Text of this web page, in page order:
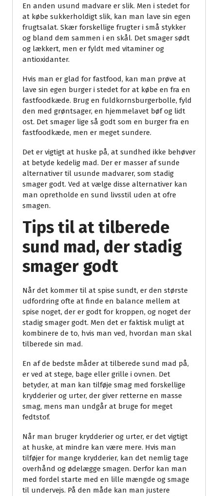
En anden usund madvare er slik. Men i stedet for
at købe sukkerholdigt slik, kan man lave sin egen
frugtsalat. Skær forskellige frugter i små stykker
og bland dem sammen i en skål. Det smager sødt
og lækkert, men er fyldt med vitaminer og
antioxidanter.
Hvis man er glad for fastfood, kan man prøve at
lave sin egen burger i stedet for at købe en fra en
fastfoodkæde. Brug en fuldkornsburgerbolle, fyld
den med grøntsager, en hjemmelavet bøf og lidt
ost. Det smager lige så godt som en burger fra en
fastfoodkæde, men er meget sundere.
Det er vigtigt at huske på, at sundhed ikke behøver
at betyde kedelig mad. Der er masser af sunde
alternativer til usunde madvarer, som stadig
smager godt. Ved at vælge disse alternativer kan
man opretholde en sund livsstil uden at ofre
smagen.
Tips til at tilberede
sund mad, der stadig
smager godt
Når det kommer til at spise sundt, er den største
udfordring ofte at finde en balance mellem at
spise noget, der er godt for kroppen, og noget der
stadig smager godt. Men det er faktisk muligt at
kombinere de to, hvis man ved, hvordan man skal
tilberede sin mad.
En af de bedste måder at tilberede sund mad på,
er ved at stege, bage eller grille i ovnen. Det
betyder, at man kan tilføje smag med forskellige
krydderier og urter, der giver retterne en masse
smag, mens man undgår at bruge for meget
fedtstof.
Når man bruger krydderier og urter, er det vigtigt
at huske, at mindre kan være mere. Hvis man
tilføjer for mange krydderier, kan det nemlig tage
overhånd og ødelægge smagen. Derfor kan man
med fordel starte med en lille mængde og smage
til undervejs. På den måde kan man justere